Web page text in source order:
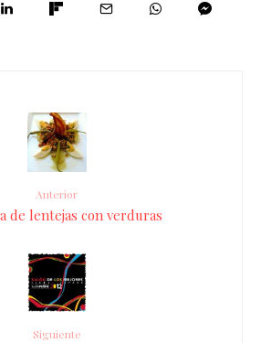
Anterior
de lentejas con verduras
Siguiente